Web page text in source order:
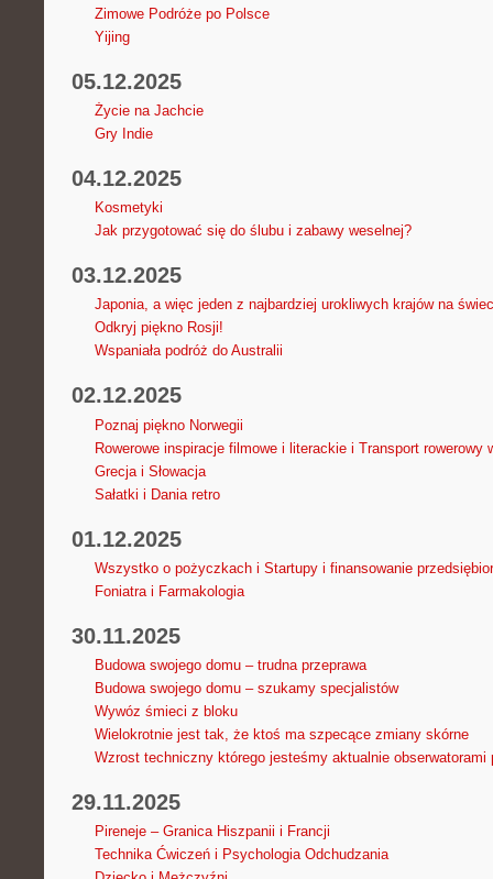
Zimowe Podróże po Polsce
Yijing
05.12.2025
Życie na Jachcie
Gry Indie
04.12.2025
Kosmetyki
Jak przygotować się do ślubu i zabawy weselnej?
03.12.2025
Japonia, a więc jeden z najbardziej urokliwych krajów na
Odkryj piękno Rosji!
Wspaniała podróż do Australii
02.12.2025
Poznaj piękno Norwegii
Rowerowe inspiracje filmowe i literackie i Transport rowerowy
Grecja i Słowacja
Sałatki i Dania retro
01.12.2025
Wszystko o pożyczkach i Startupy i finansowanie
Foniatra i Farmakologia
30.11.2025
Budowa swojego domu – trudna przeprawa
Budowa swojego domu – szukamy specjalistów
Wywóz śmieci z bloku
Wielokrotnie jest tak, że ktoś ma szpecące zmiany skórne
Wzrost techniczny którego jesteśmy aktualnie obserwatorami
29.11.2025
Pireneje – Granica Hiszpanii i Francji
Technika Ćwiczeń i Psychologia Odchudzania